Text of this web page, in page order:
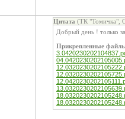
Цитата (ТК "Томичка",
Добрый день ! только
Прикрепленные